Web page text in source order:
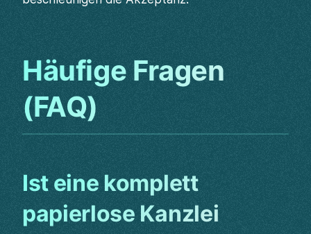
Häufige Fragen
(FAQ)
Ist eine komplett
papierlose Kanzlei